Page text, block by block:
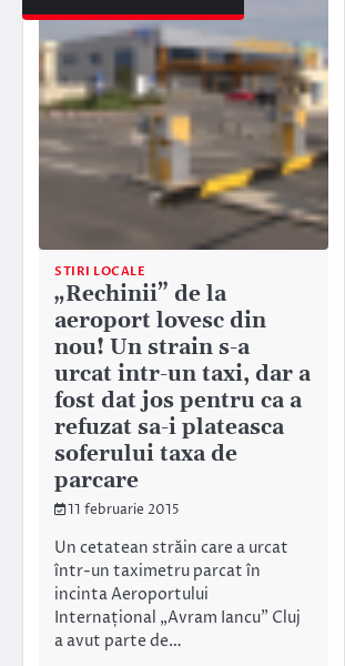
STIRI LOCALE
„Rechinii” de la
aeroport lovesc din
nou! Un strain s-a
urcat intr-un taxi, dar a
fost dat jos pentru ca a
refuzat sa-i plateasca
soferului taxa de
parcare
11 februarie 2015
Un cetatean străin care a urcat
într-un taximetru parcat în
incinta Aeroportului
Internațional „Avram Iancu” Cluj
a avut parte de…